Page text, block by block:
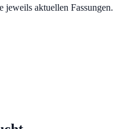
jeweils aktuellen Fassungen.